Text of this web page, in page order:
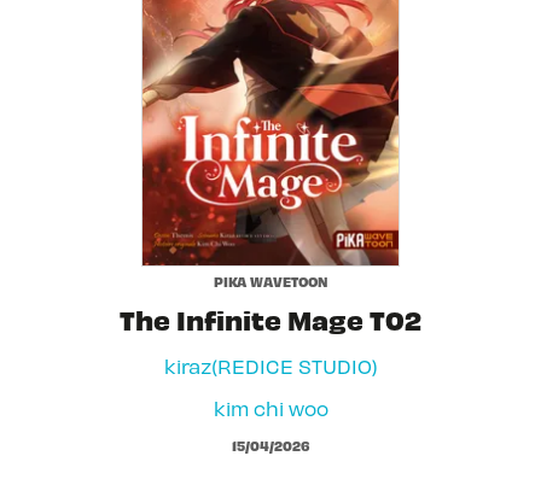
PIKA WAVETOON
The Infinite Mage T02
kiraz(REDICE STUDIO)
kim chi woo
15/04/2026